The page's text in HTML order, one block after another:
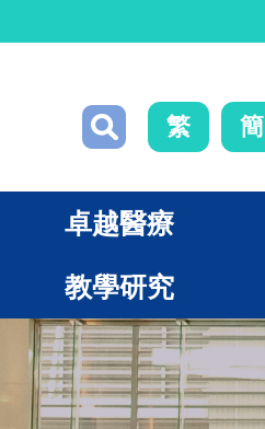
繁 簡
卓越醫療
教學研究